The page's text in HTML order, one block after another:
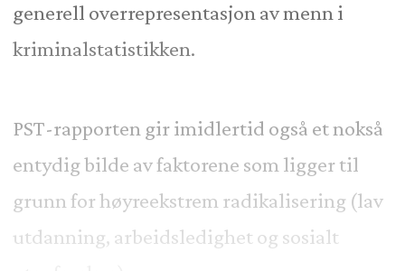
generell overrepresentasjon av menn i
kriminalstatistikken.
PST-rapporten gir imidlertid også et nokså
entydig bilde av faktorene som ligger til
grunn for høyreekstrem radikalisering (lav
utdanning, arbeidsledighet og sosialt